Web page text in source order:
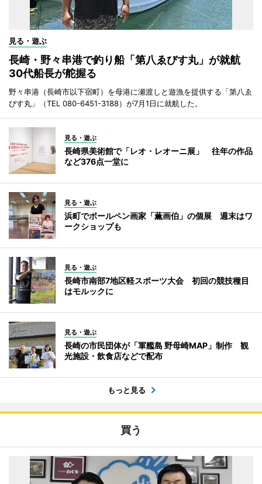
見る・遊ぶ
長崎・野々串港で釣り船「第八ゑびす丸」が就航
30代船長が舵握る
野々串港（長崎市以下宿町）を母港に瀬渡しと遊漁を提供する「第八ゑ
びす丸」（TEL 080-6451-3188）が7月1日に就航した。
見る・遊ぶ
長崎県美術館で「レオ・レオーニ展」 往年の作品
など376点一堂に
見る・遊ぶ
浜町でボールペン画家「薫画伯」の個展 週末はワ
ークショップも
見る・遊ぶ
長崎市南部7地区軽スポーツ大会 初回の競技種目
はモルックに
見る・遊ぶ
長崎の市民団体が「軍艦島 野母崎MAP」制作 観
光施設・飲食店などで配布
もっと見る
買う